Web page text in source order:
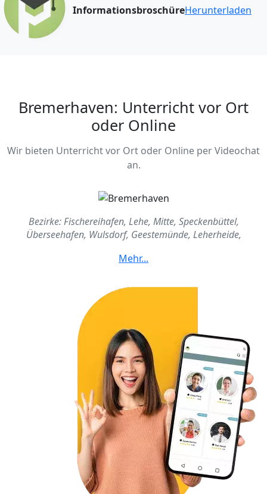
InformationsbroschüreHerunterladen
Bremerhaven: Unterricht vor Ort
oder Online
Wir bieten Unterricht vor Ort oder Online per Videochat
an.
Bezirke: Fischereihafen, Lehe, Mitte, Speckenbüttel,
Überseehafen, Wulsdorf, Geestemünde, Leherheide,